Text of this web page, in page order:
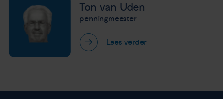
Ton van Uden
penningmeester
Lees verder